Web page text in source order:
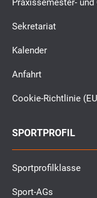
Praxissemester-
Sekretariat
Kalender
Anfahrt
Cookie-Richtlinie
SPORTPROFIL
Sportprofilklasse
Sport-AGs